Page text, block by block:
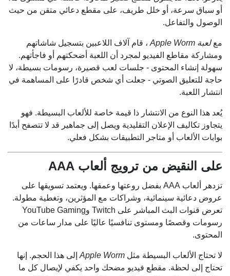
أو سباق سرعة، أو خلل طريف، على مقطع دعائي متقن من حيث
الوصول والتفاعل.
معلعبة Apple Worm
، قام آلاف اللاعبين بتسجيل شاشاتهم
ومشاركة مقاطع الفيديو لمجرد أن اللعبة أضحكتهم أو فاجأتهم.
سهولة إنشاء المحتوى - جلسات لعب قصيرة، رسومات بسيطة، لا
حاجة للتعليق الصوتي - جعلت أي شخص قادرًا على المساهمة في
انتشار اللعبة.
يُعد هذا النوع من الانتشار ذا قيمة خاصة للألعاب البسيطة. فهو
يتجاوز تكاليف الإعلان التقليدية ويصل إلى جماهير قد لا تتصفح أبدًا
بوابات الألعاب أو متاجر التطبيقات بشكل فعلي.
على النقيض من ترويج ألعاب AAA
تزدهر ألعاب AAA بفضل روعتها وعمقها. ويعتمد تسويقها على
عروض دعائية سينمائية، وشراكات مع المؤثرين، وتغطية مطولة.
تعرض قنوات البث المباشر على Twitch وYouTube Gaming
رسومات وقصصًا ومستوى تنافسيًا عاليًا على مدار ساعات من
المحتوى.
لا تحتاج الألعاب البسيطة مثل Apple Worm إلى هذا الحجم. إنها
تحتاج إلى لحظة. مقطع فيديو مضحك واحد يكفي لإيصال كل ما